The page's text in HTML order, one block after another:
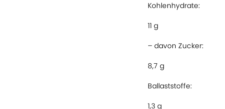
Kohlenhydrate:
11 g
– davon Zucker:
8,7 g
Ballaststoffe:
1,3 g